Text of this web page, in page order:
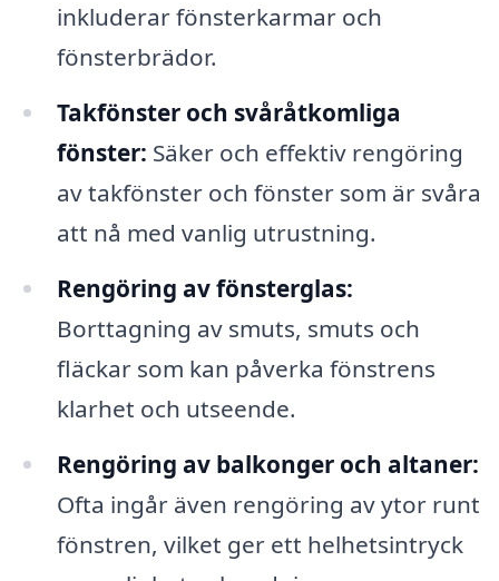
inkluderar fönsterkarmar och
fönsterbrädor.
Takfönster och svåråtkomliga
fönster: Säker och effektiv rengöring
av takfönster och fönster som är svåra
att nå med vanlig utrustning.
Rengöring av fönsterglas:
Borttagning av smuts, smuts och
fläckar som kan påverka fönstrens
klarhet och utseende.
Rengöring av balkonger och altaner:
Ofta ingår även rengöring av ytor runt
fönstren, vilket ger ett helhetsintryck